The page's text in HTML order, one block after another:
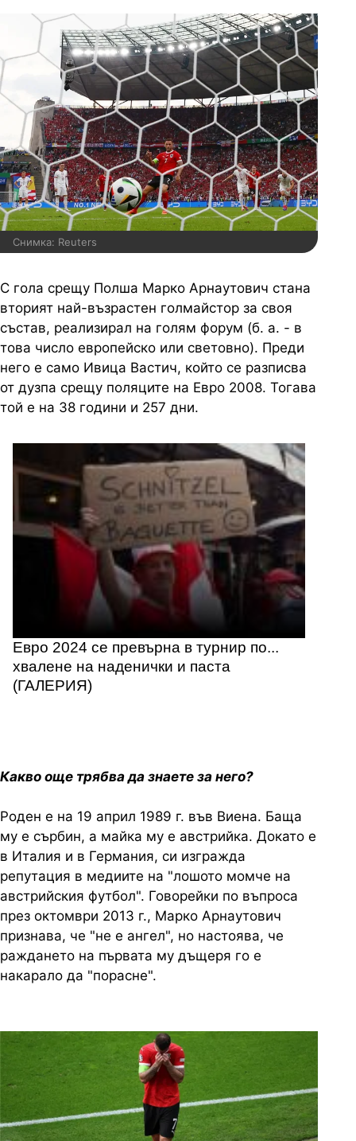
Снимка: Reuters
С гола срещу Полша Марко Арнаутович стана
вторият най-възрастен голмайстор за своя
състав, реализирал на голям форум (б. а. - в
това число европейско или световно). Преди
него е само Ивица Вастич, който се разписва
от дузпа срещу поляците на Евро 2008. Тогава
той е на 38 години и 257 дни.
Евро 2024 се превърна в турнир по...
хвалене на наденички и паста
(ГАЛЕРИЯ)
Какво още трябва да знаете за него?
Роден е на 19 април 1989 г. във Виена. Баща
му е сърбин, а майка му е австрийка. Докато е
в Италия и в Германия, си изгражда
репутация в медиите на "лошото момче на
австрийския футбол". Говорейки по въпроса
през октомври 2013 г., Марко Арнаутович
признава, че "не е ангел", но настоява, че
раждането на първата му дъщеря го е
накарало да "порасне".